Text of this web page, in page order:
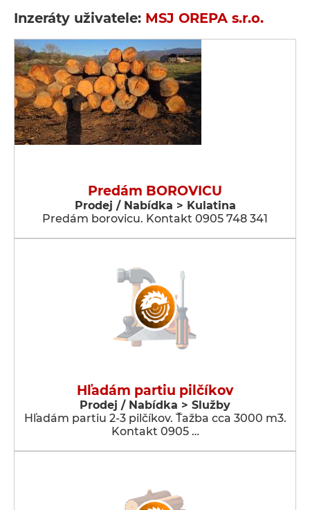
Inzeráty uživatele: MSJ OREPA s.r.o.
Predám BOROVICU
Prodej / Nabídka > Kulatina
Predám borovicu. Kontakt 0905 748 341
Hľadám partiu pilčíkov
Prodej / Nabídka > Služby
Hľadám partiu 2-3 pilčíkov. Ťažba cca 3000 m3.
Kontakt 0905 …